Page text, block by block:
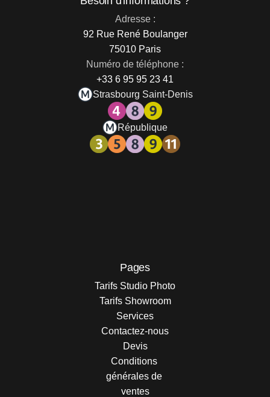
Adresse :
92 Rue René Boulanger
75010 Paris
Numéro de téléphone :
+33 6 95 95 23 41
Strasbourg Saint-Denis
République
Pages
Tarifs Studio Photo
Tarifs Showroom
Services
Contactez-nous
Devis
Conditions
générales de
ventes